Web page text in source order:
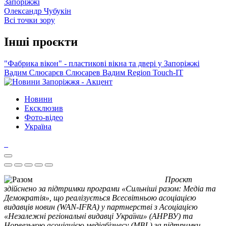
Запоріжжі
Олександр Чубукін
Всі точки зору
Інші проєкти
"Фабрика вікон" - пластикові вікна та двері у Запоріжжі
Вадим Слюсарєв Слюсарев Вадим Region Touch-IT
Новини
Ексклюзив
Фото-відео
Україна
Проєкт
здійснено за підтримки програми «Сильніші разом: Медіа та
Демократія», що реалізується Всесвітньою асоціацією
видавців новин (WAN-IFRA) у партнерстві з Асоціацією
«Незалежні регіональні видавці України» (АНРВУ) та